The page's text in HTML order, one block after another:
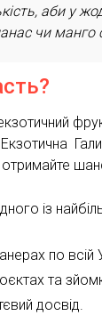
аби у
чи манго
отримайте
із
по всій
та
досвід.